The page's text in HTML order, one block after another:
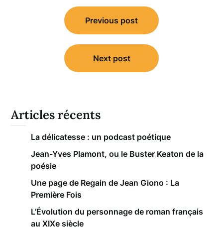
Navigation
Previous post
Next post
Articles récents
La délicatesse : un podcast poétique
Jean-Yves Plamont, ou le Buster Keaton de la
poésie
Une page de Regain de Jean Giono : La
Première Fois
L’Évolution du personnage de roman français
au XIXe siècle